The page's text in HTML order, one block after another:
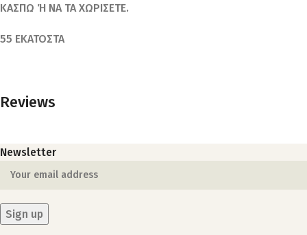
ΚΑΣΠΩ Ή ΝΑ ΤΑ ΧΩΡΙΣΕΤΕ.
55 ΕΚΑΤΟΣΤΑ
Reviews
Newsletter